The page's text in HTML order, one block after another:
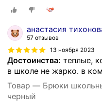
анастасия
57 отзывов
13 ноября 2023
Достоинства: теплые,
в школе не жарко. в
Товар — Брюки
черный